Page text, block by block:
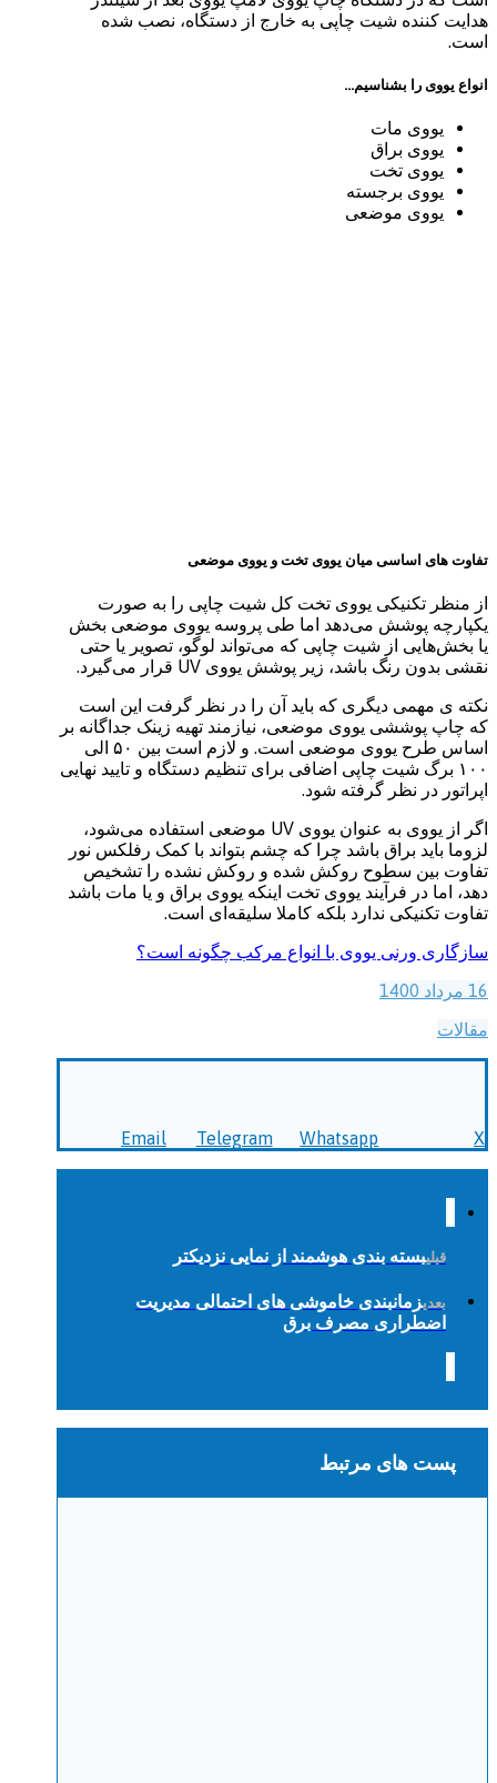
هدایت کننده شیت چاپی به خارج از دستگاه، نصب شده
است.
انواع یووی را بشناسیم…
یووی مات
یووی براق
یووی تخت
یووی برجسته
یووی موضعی
تفاوت های اساسی میان یووی تخت و یووی موضعی
از منظر تکنیکی یووی تخت کل شیت چاپی را به صورت
یکپارچه پوشش می‌دهد اما طی پروسه یووی موضعی بخش
یا بخش‌هایی از شیت چاپی که می‌تواند لوگو، تصویر یا حتی
نقشی بدون رنگ باشد، زیر پوشش یووی UV قرار می‌گیرد.
نکته ی مهمی دیگری که باید آن را در نظر گرفت این است
که چاپ پوششی یووی موضعی، نیازمند تهیه زینک جداگانه بر
اساس طرح یووی موضعی است. و لازم است بین ۵۰ الی
۱۰۰ برگ شیت چاپی اضافی برای تنظیم دستگاه و تایید نهایی
اپراتور در نظر گرفته شود.
اگر از یووی به عنوان یووی UV موضعی استفاده می‌شود،
لزوما باید براق باشد چرا که چشم بتواند با کمک رفلکس نور
تفاوت بین سطوح روکش شده و روکش نشده را تشخیص
دهد، اما در فرآیند یووی تخت اینکه یووی براق و یا مات باشد
تفاوت تکنیکی ندارد بلکه کاملا سلیقه‌ای است.
سازگاری ورنی یووی با انواع مرکب چگونه است؟
16 مرداد 1400
مقالات
X
Whatsapp
Telegram
Email
قبلیبسته بندی هوشمند از نمایی نزدیکتر
بعدیزمانبندی خاموشی های احتمالی مدیریت
اضطراری مصرف برق
پست های مرتبط